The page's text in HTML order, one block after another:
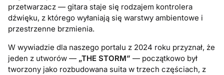
przetwarzacz — gitara staje się rodzajem kontrolera
dźwięku, z którego wyłaniają się warstwy ambientowe i
przestrzenne brzmienia.
W wywiadzie dla naszego portalu z 2024 roku przyznał, że
jeden z utworów — „THE STORM” — początkowo był
tworzony jako rozbudowana suita w trzech częściach, z